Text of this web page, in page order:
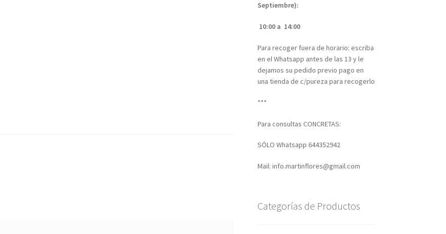
Septiembre):
10:00 a 14:00
Para recoger fuera de horario: escriba
en el Whatsapp antes de las 13 y le
dejamos su pedido previo pago en
una tienda de c/pureza para recogerlo
***
Para consultas CONCRETAS:
SÓLO Whatsapp 644352942
Mail: info.martinflores@gmail.com
Categorías de Productos